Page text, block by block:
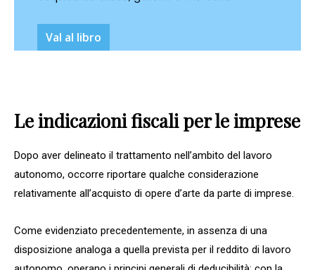
VaI al libro
Le indicazioni fiscali per le imprese
Dopo aver delineato il trattamento nell’ambito del lavoro
autonomo, occorre riportare qualche considerazione
relativamente all’acquisto di opere d’arte da parte di imprese.
Come evidenziato precedentemente, in assenza di una
disposizione analoga a quella prevista per il reddito di lavoro